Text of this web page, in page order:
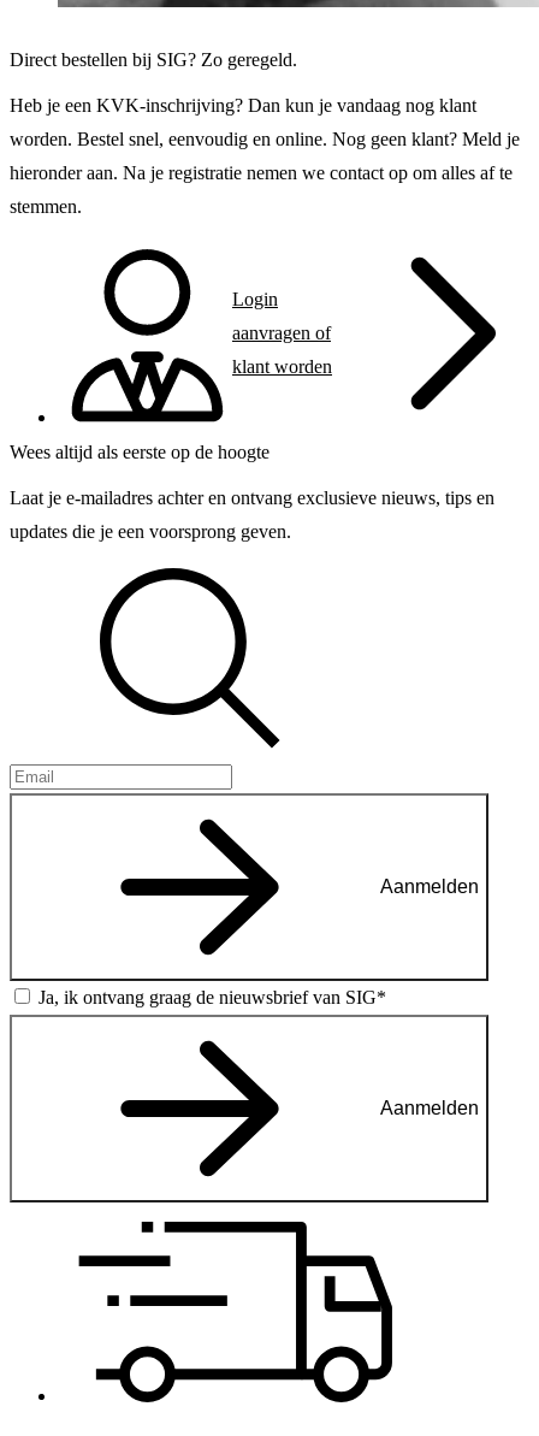
Direct bestellen bij SIG? Zo geregeld.
Heb je een KVK-inschrijving? Dan kun je vandaag nog klant
worden. Bestel snel, eenvoudig en online. Nog geen klant? Meld je
hieronder aan. Na je registratie nemen we contact op om alles af te
stemmen.
Login
aanvragen of
klant worden
Wees altijd als eerste op de hoogte
Laat je e-mailadres achter en ontvang exclusieve nieuws, tips en
updates die je een voorsprong geven.
Aanmelden
Ja, ik ontvang graag de nieuwsbrief van SIG*
Aanmelden